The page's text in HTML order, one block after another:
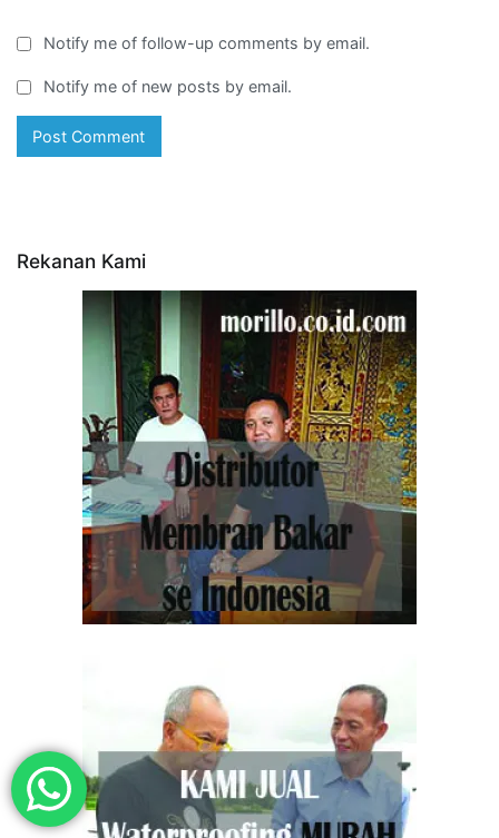
Notify me of follow-up comments by email.
Notify me of new posts by email.
Rekanan Kami